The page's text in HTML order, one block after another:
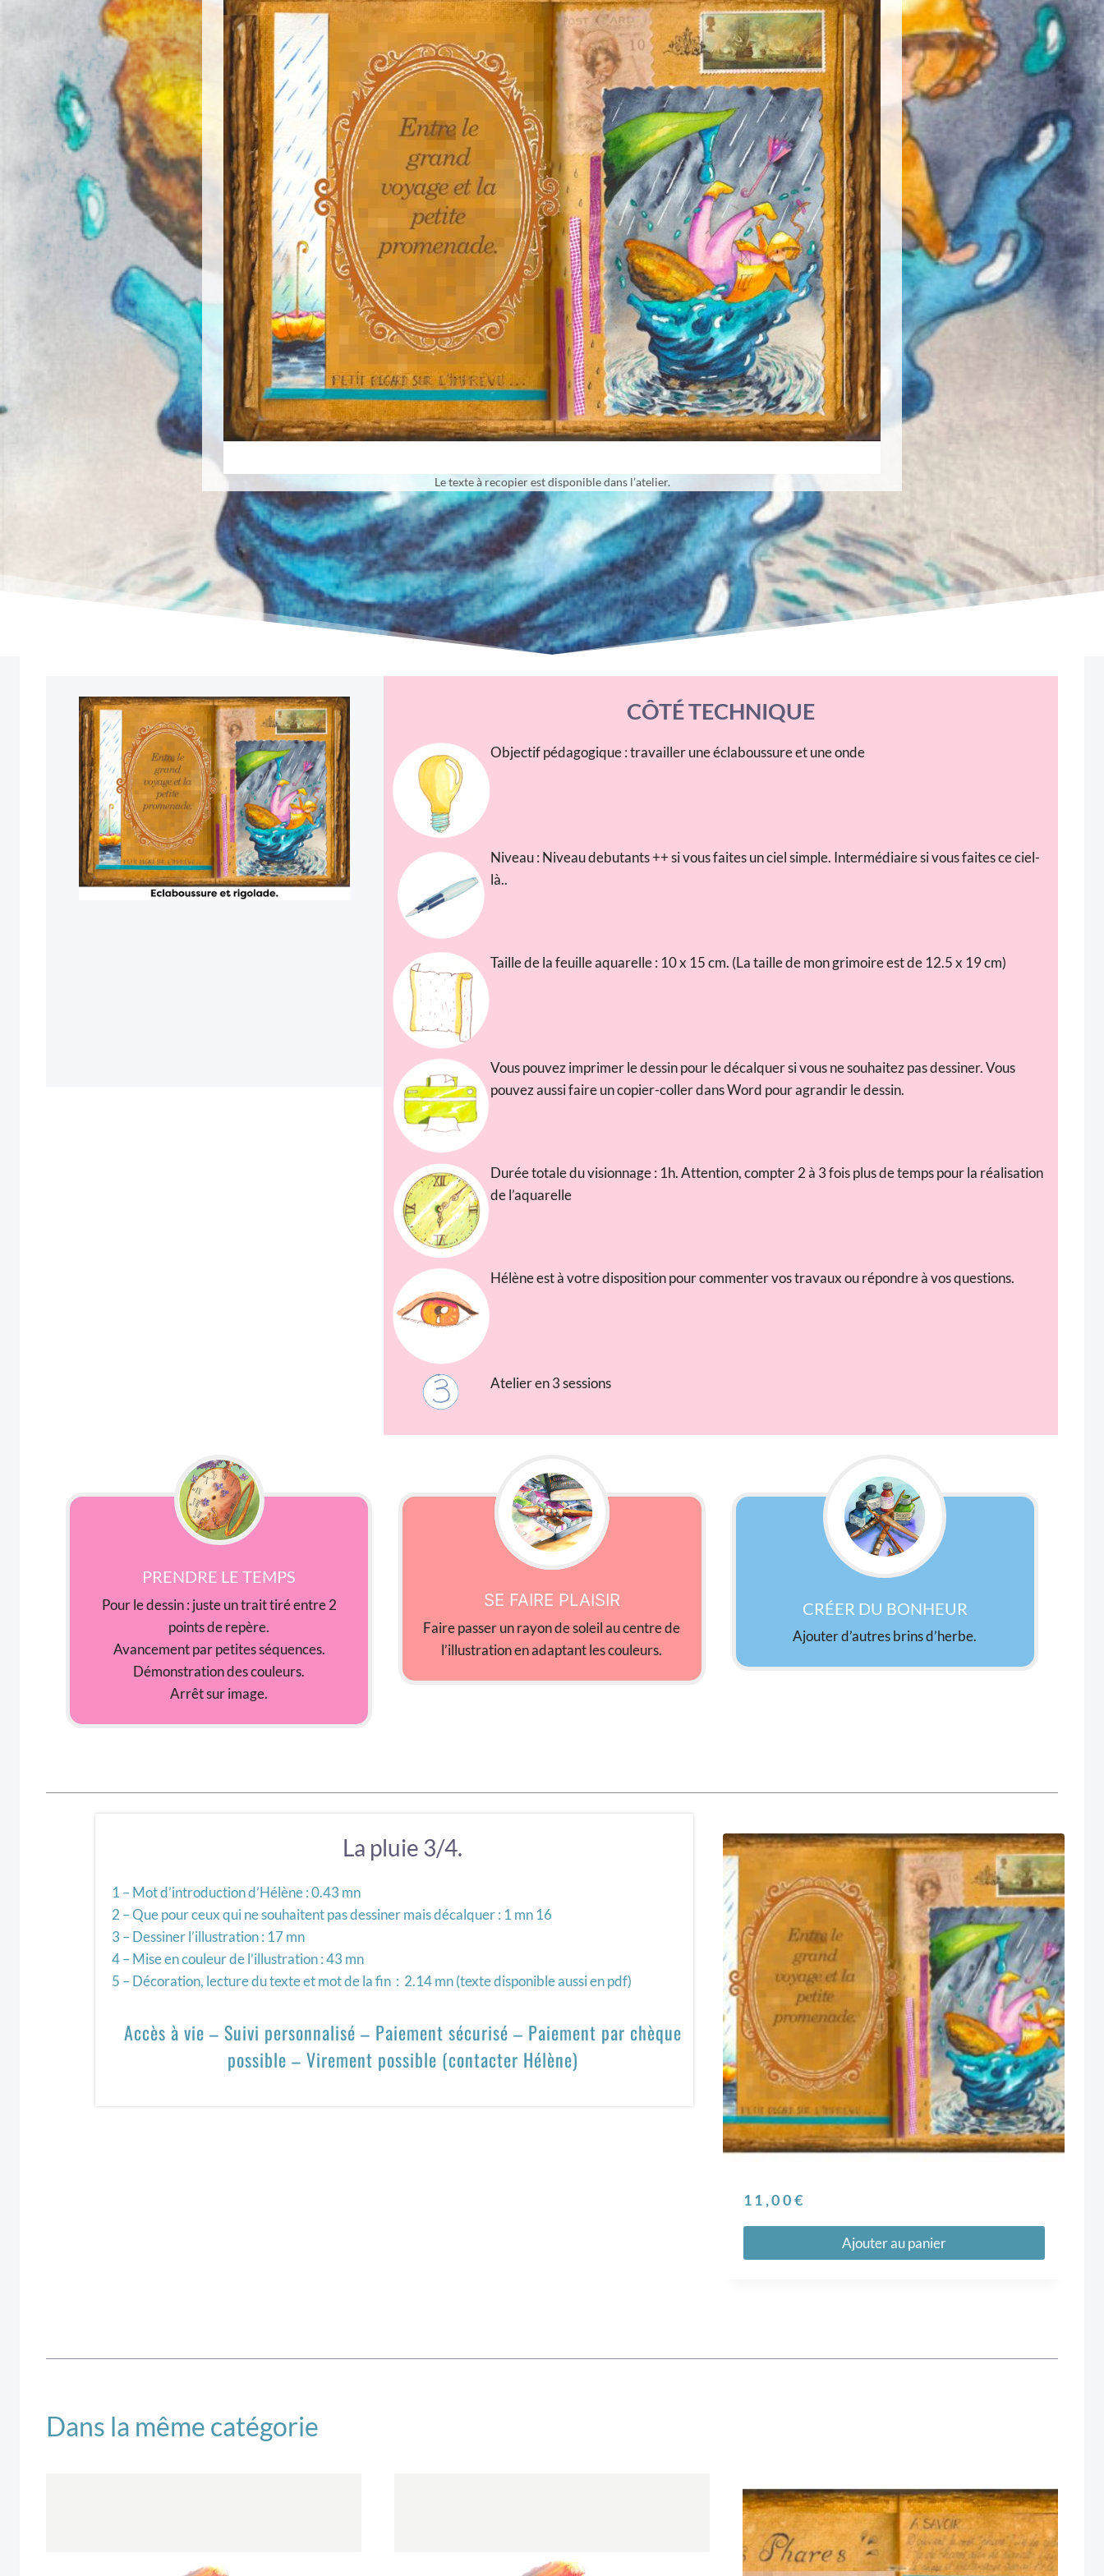
Le texte à recopier est disponible dans l’atelier.
CÔTÉ TECHNIQUE
Objectif pédagogique : travailler une éclaboussure et une onde
Niveau : Niveau debutants ++ si vous faites un ciel simple. Intermédiaire si vous faites ce ciel-
là..
Taille de la feuille aquarelle : 10 x 15 cm. (La taille de mon grimoire est de 12.5 x 19 cm)
Vous pouvez imprimer le dessin pour le décalquer si vous ne souhaitez pas dessiner. Vous
pouvez aussi faire un copier-coller dans Word pour agrandir le dessin.
Durée totale du visionnage : 1h. Attention, compter 2 à 3 fois plus de temps pour la réalisation
de l’aquarelle
Hélène est à votre disposition pour commenter vos travaux ou répondre à vos questions.
Atelier en 3 sessions
PRENDRE LE TEMPS
Pour le dessin : juste un trait tiré entre 2
points de repère.
Avancement par petites séquences.
Démonstration des couleurs.
Arrêt sur image.
SE FAIRE PLAISIR
Faire passer un rayon de soleil au centre de
l’illustration en adaptant les couleurs.
CRÉER DU BONHEUR
Ajouter d’autres brins d’herbe.
La pluie 3/4.
1 – Mot d’introduction d’Hélène : 0.43 mn
2 – Que pour ceux qui ne souhaitent pas dessiner mais décalquer : 1 mn 16
3 – Dessiner l’illustration : 17 mn
4 – Mise en couleur de l’illustration : 43 mn
5 – Décoration, lecture du texte et mot de la fin : 2.14 mn (texte disponible aussi en pdf)
Accès à vie – Suivi personnalisé – Paiement sécurisé – Paiement par chèque
possible – Virement possible (contacter Hélène)
11,00€
Ajouter au panier
Dans la même catégorie